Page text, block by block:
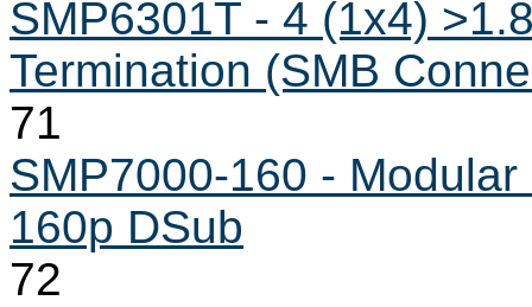
SMP6301T - 4 (1x4)
Termination (SMB
71
SMP7000-160 -
160p DSub
72